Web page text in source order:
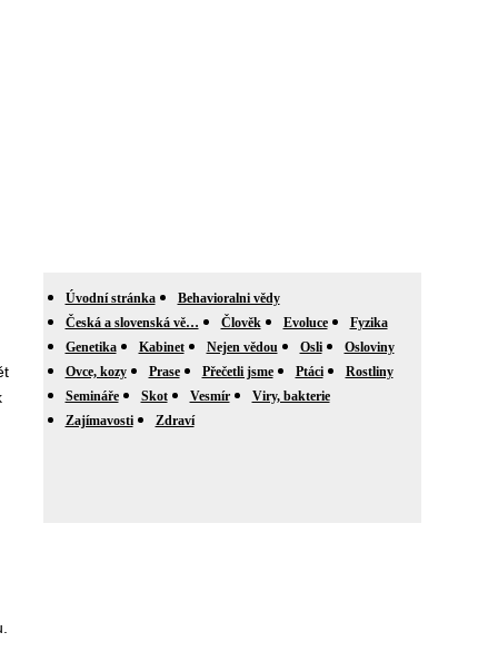
Úvodní stránka
Behavioralni vědy
Česká a slovenská vě…
Člověk Evoluce
Fyzika
Genetika
Kabinet Nejen vědou Osli
Osloviny
Ovce, kozy
Prase Přečetli jsme Ptáci
Rostliny
Semináře
Skot Vesmír
Viry, bakterie
Zajímavosti
Zdraví